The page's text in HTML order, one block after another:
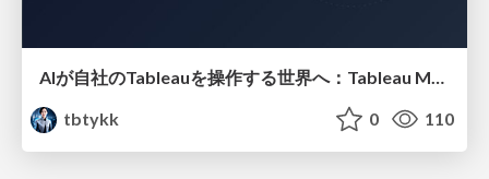
AIが自社のTableauを操作する世界へ：Tableau MCP超入門
tbtykk
0 110